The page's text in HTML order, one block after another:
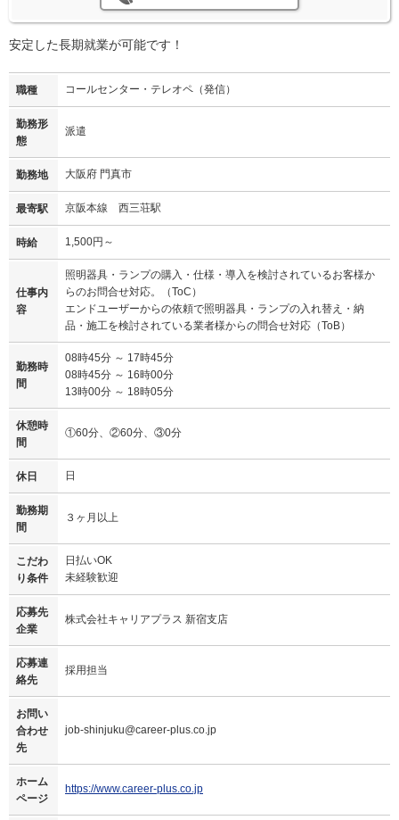
安定した長期就業が可能です！
職種 コールセンター・テレオペ（発信）
勤務形
態
派遣
勤務地 大阪府 門真市
最寄駅 京阪本線 西三荘駅
時給 1,500円～
仕事内
容
照明器具・ランプの購入・仕様・導入を検討されているお客様か
らのお問合せ対応。（ToC）
エンドユーザーからの依頼で照明器具・ランプの入れ替え・納
品・施工を検討されている業者様からの問合せ対応（ToB）
勤務時
間
08時45分 ～ 17時45分
08時45分 ～ 16時00分
13時00分 ～ 18時05分
休憩時
間
①60分、②60分、③0分
休日 日
勤務期
間
３ヶ月以上
こだわ
り条件
日払いOK
未経験歓迎
応募先
企業
株式会社キャリアプラス 新宿支店
応募連
絡先
採用担当
お問い
合わせ
先
job-shinjuku@career-plus.co.jp
ホーム
ページ
https://www.career-plus.co.jp